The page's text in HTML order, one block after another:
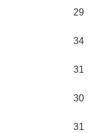
29
34
31
30
31